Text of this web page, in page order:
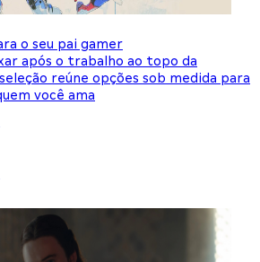
o seu pai gamer
após o trabalho ao topo da
reúne opções sob medida para
você ama